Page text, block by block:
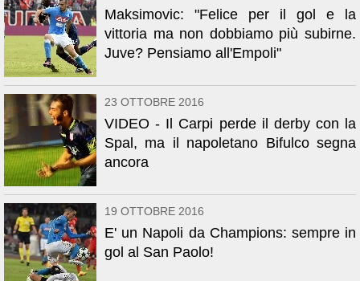
Maksimovic: "Felice per il gol e la
vittoria ma non dobbiamo più subirne.
Juve? Pensiamo all'Empoli"
23 OTTOBRE 2016
VIDEO - Il Carpi perde il derby con la
Spal, ma il napoletano Bifulco segna
ancora
19 OTTOBRE 2016
E' un Napoli da Champions: sempre in
gol al San Paolo!